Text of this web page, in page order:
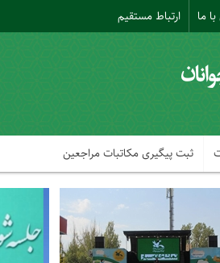
ما ارتباط مستقیم
ثبت پیگیری مکاتبات مراجعین